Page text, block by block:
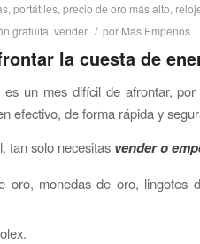
, portátiles, precio de oro más alto,
gratuita, vender / por Mas Empeños
la cuesta de
un mes difícil de afrontar,
efectivo, de forma rápida y
tan solo necesitas vender o
oro, monedas de oro, lingotes